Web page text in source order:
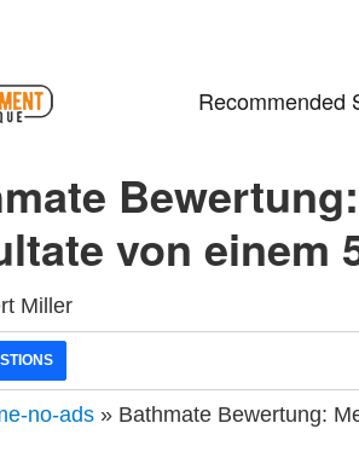
Recommended
von einem
Miller
no-ads » Bathmate Bewertung: